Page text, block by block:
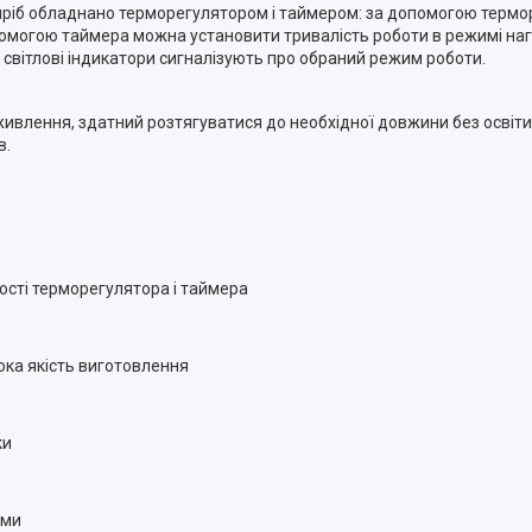
обладнано терморегулятором і таймером: за допомогою
таймера можна установити тривалість роботи в режимі
індикатори сигналізують про обраний режим роботи.
здатний розтягуватися до необхідної довжини без
терморегулятора і таймера
якість виготовлення